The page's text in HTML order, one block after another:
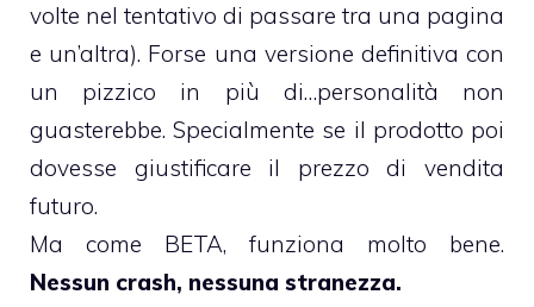
volte nel tentativo di passare tra una pagina
e un’altra). Forse una versione definitiva con
un pizzico in più di…personalità non
guasterebbe. Specialmente se il prodotto poi
dovesse giustificare il prezzo di vendita
futuro.
Ma come BETA, funziona molto bene.
Nessun crash, nessuna stranezza.